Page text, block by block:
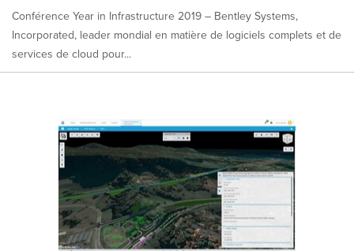
Conférence Year in Infrastructure 2019 – Bentley Systems,
Incorporated, leader mondial en matière de logiciels complets et de
services de cloud pour...